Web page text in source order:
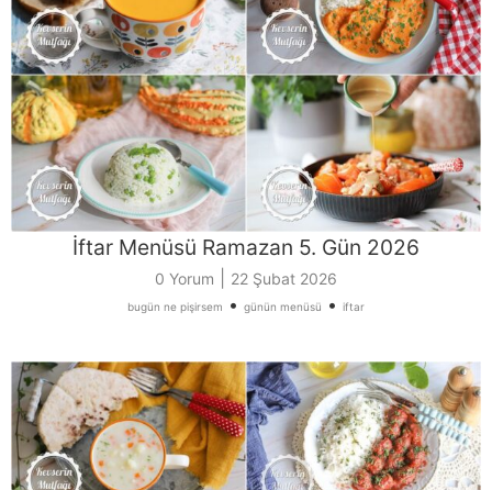
İftar Menüsü Ramazan 5. Gün 2026
0 Yorum 22 Şubat 2026
bugün ne pişirsem • günün menüsü • iftar